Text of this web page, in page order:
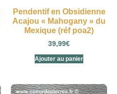
Pendentif en Obsidienne
Acajou « Mahogany » du
Mexique (réf poa2)
39,99€
Ajouter au panier